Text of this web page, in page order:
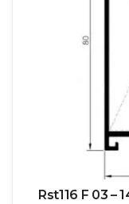
Rst116 F 03 –